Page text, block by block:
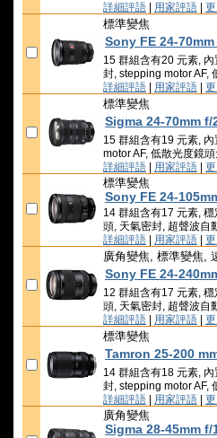
詳細評語 用家評語
標準變焦
Sony FE 24-
15 群組含有20 元素,
封, stepping motor AF,
詳細評語 用家評語
標準變焦
Sigma 24-70mm f/
15 群組含有19 元素,
motor AF, 低散光度鏡
詳細評語 用家評語
標準變焦
Sony FE 24-
14 群組含有17 元素,
頭, 天氣密封, 超聲波自
詳細評語 用家評語
廣角變焦, 標準變焦,
Sony FE 24-
12 群組含有17 元素,
頭, 天氣密封, 超聲波自
詳細評語 用家評語
標準變焦
Tamron 25-200
14 群組含有18 元素,
封, stepping motor AF,
詳細評語 用家評語
廣角變焦
Sigma 28-45mm f/